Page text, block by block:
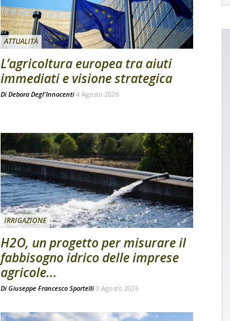
ATTUALITÀ
L’agricoltura europea tra aiuti
immediati e visione strategica
Di Debora Degl'Innocenti 4 Agosto 2026
IRRIGAZIONE
H2O, un progetto per misurare il
fabbisogno idrico delle imprese
agricole...
Di Giuseppe Francesco Sportelli 3 Agosto 2026